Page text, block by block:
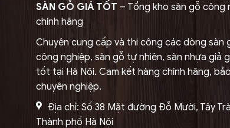
SÀN GỖ GIÁ TỐT – Tổng kho sàn gỗ công
chính hãng
Chuyên cung cấp và thi công các dòng sàn
công nghiệp, sàn gỗ tự nhiên, sàn nhựa giả
tốt tại Hà Nội. Cam kết hàng chính hãng,
chuyên nghiệp.
Địa chỉ: Số 38 Mặt đường Đỗ Mười, Tây
Thành phố Hà Nội